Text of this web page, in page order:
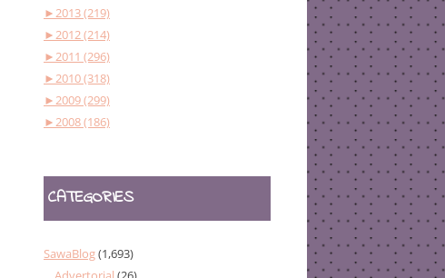
►2013 (219)
►2012 (214)
►2011 (296)
►2010 (318)
►2009 (299)
►2008 (186)
CATEGORIES
SawaBlog(1,693)